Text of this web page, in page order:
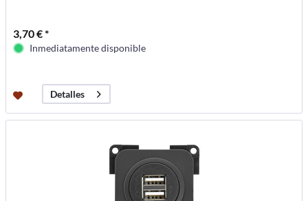
3,70 € *
Inmediatamente disponible
Detalles